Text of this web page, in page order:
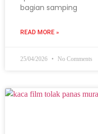
bagian samping
READ MORE »
25/04/2026 No Comments